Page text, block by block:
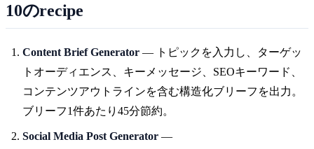
10のrecipe
Content Brief Generator — トピックを入力し、ターゲッ
トオーディエンス、キーメッセージ、SEOキーワード、
コンテンツアウトラインを含む構造化ブリーフを出力。
ブリーフ1件あたり45分節約。
Social Media Post Generator —